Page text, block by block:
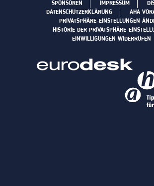
SPONSOREN
IMPRESSUM
DATENSCHUTZERKLÄRUNG
AHA
PRIVATSPHÄRE-EINSTELLUNGEN
HISTORIE DER PRIVATSPHÄRE-
EINWILLIGUNGEN WIDERRUFEN